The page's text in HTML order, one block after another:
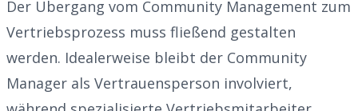
Der Übergang vom Community Management zum
Vertriebsprozess muss fließend gestalten
werden. Idealerweise bleibt der Community
Manager als Vertrauensperson involviert,